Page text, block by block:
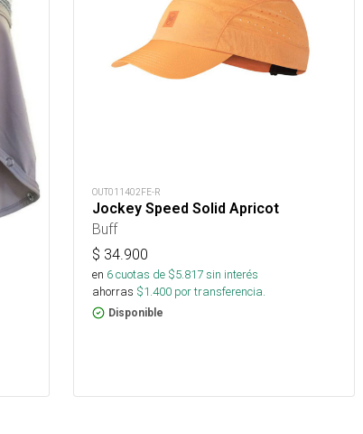
OUT011402FE-R
Jockey Speed Solid Apricot
Buff
$ 34.900
en 6cuotas de $5.817sin interés
ahorras $1.400 por transferencia.
Disponible